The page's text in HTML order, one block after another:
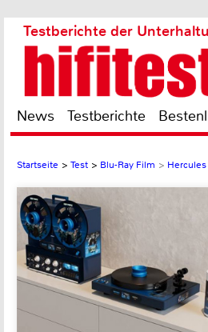
Testberichte der
News Testberichte
Startseite > Test > Blu-Ray Film >